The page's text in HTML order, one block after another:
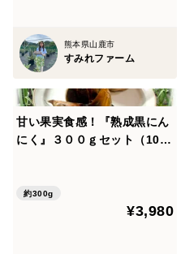
熊本県山鹿市
すみれファーム
甘い果実食感！『熟成黒にん
にく』３００ｇセット（100
約300g
¥3,980